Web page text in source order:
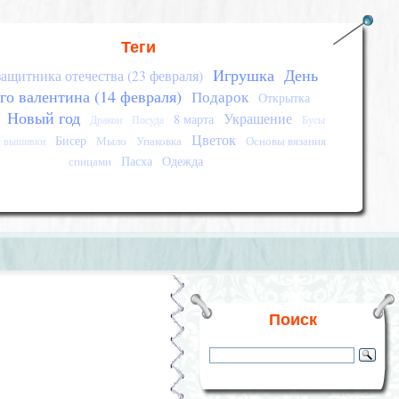
Теги
отечества (23 февраля) Игрушка День
валентина (14 февраля) Подарок Открытка
Новый год Дракон Посуда 8 марта Украшение
Бусы
вышивки
Бисер Мыло Упаковка Цветок
Основы вязания
спицами
Пасха Одежда
Поиск